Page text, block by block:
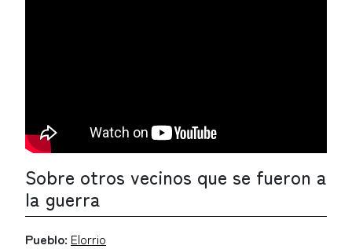
Sobre otros vecinos que se fueron a
la guerra
Pueblo: Elorrio